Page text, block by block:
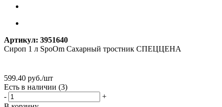
Артикул: 3951640
Сироп 1 л SpoOm Сахарный тростник СПЕЦЦЕНА
599.40 руб./шт
Есть в наличии (3)
-
+